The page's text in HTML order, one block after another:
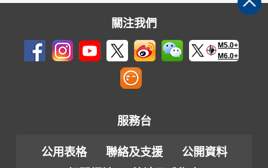
關注我們
M5.0+
M6.0+
服務台
公用表格 聯絡及支援
公開資料